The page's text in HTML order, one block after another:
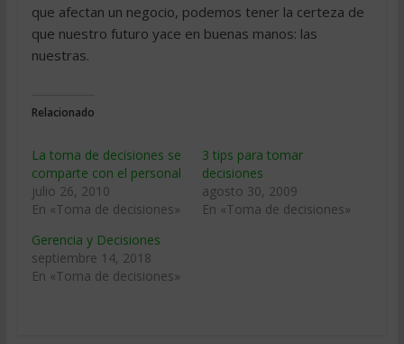
que afectan un negocio, podemos tener la certeza de
que nuestro futuro yace en buenas manos: las
nuestras.
Relacionado
La toma de decisiones se
comparte con el personal
julio 26, 2010
En «Toma de decisiones»
3 tips para tomar
decisiones
agosto 30, 2009
En «Toma de decisiones»
Gerencia y Decisiones
septiembre 14, 2018
En «Toma de decisiones»